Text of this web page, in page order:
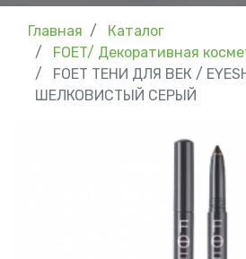
Главная
Каталог
FOET/ Декоративная
FOET ТЕНИ ДЛЯ ВЕК /
ШЕЛКОВИСТЫЙ СЕРЫЙ